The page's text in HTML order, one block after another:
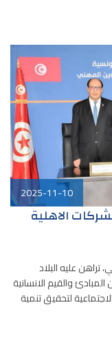
2025-11-10
الاهلية
تراهن عليه البلاد
والقيم الانسانية
لتحقيق تنمية